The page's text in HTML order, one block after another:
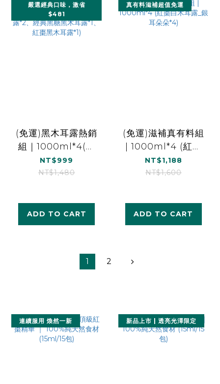
嚴選經典口味，激省
$481
(免運)黑木耳露熱銷
組｜1000ml*4(柴
燒桂圓黑木耳露
*2、經典黑糖黑木
NT$999
NT$1,480
ADD TO CART
真有料滋補超值免運
(免運)滋補真有料組
| 1000ml*4 (紅棗
白木耳露_銀耳朵朵
*4)
NT$1,188
NT$1,600
ADD TO CART
1 2
連續服用 煥然一新 新品上市 | 透亮光澤限定